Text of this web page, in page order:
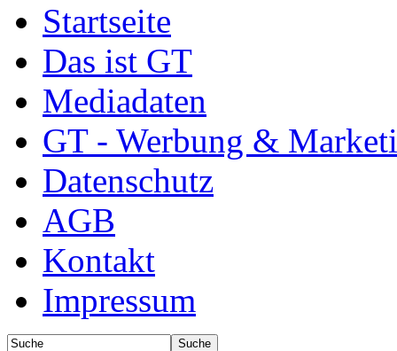
Startseite
Das ist GT
Mediadaten
GT - Werbung &
Datenschutz
AGB
Kontakt
Impressum